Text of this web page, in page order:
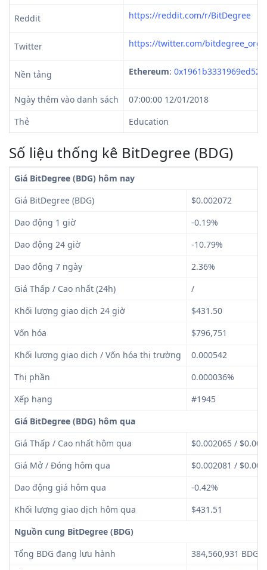
Reddit https://reddit.com/r/BitDegree
Twitter https://twitter.com/bitdegree_org
Nền tảng Ethereum:
Ngày thêm vào danh sách
07:00:00 12/01/2018
Thẻ
Education
Số liệu thống kê BitDegree (BDG)
Giá BitDegree (BDG) hôm nay
Giá BitDegree (BDG)
$0.002072
Dao động 1 giờ
-0.19%
Dao động 24 giờ
-10.79%
Dao động 7 ngày
2.36%
Giá Thấp / Cao nhất (24h)
/
Khối lượng giao dịch 24 giờ
$431.50
Vốn hóa
$796,751
Khối lượng giao dịch / Vốn hóa thị trường
0.000542
Thị phần
0.000036%
Xếp hạng
#1945
Giá BitDegree (BDG) hôm qua
Giá Thấp / Cao nhất hôm qua
$0.002065 /
Giá Mở / Đóng hôm qua
$0.002081 /
Dao động giá hôm qua
-0.42%
Khối lượng giao dịch hôm qua
$431.51
Nguồn cung BitDegree (BDG)
Tổng BDG đang lưu hành
384,560,931 BDG